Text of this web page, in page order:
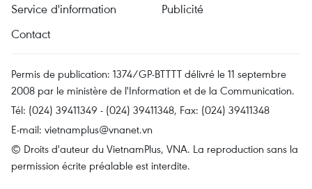
Service d'information
Publicité
Contact
Permis de publication: 1374/GP-BTTTT délivré le 11 septembre
2008 par le ministère de l'Information et de la Communication.
Tél: (024) 39411349 - (024) 39411348, Fax: (024) 39411348
E-mail: vietnamplus@vnanet.vn
© Droits d'auteur du VietnamPlus, VNA. La reproduction sans la
permission écrite préalable est interdite.